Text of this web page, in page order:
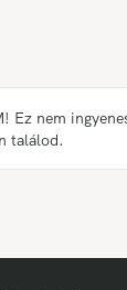
Ez nem
találod.